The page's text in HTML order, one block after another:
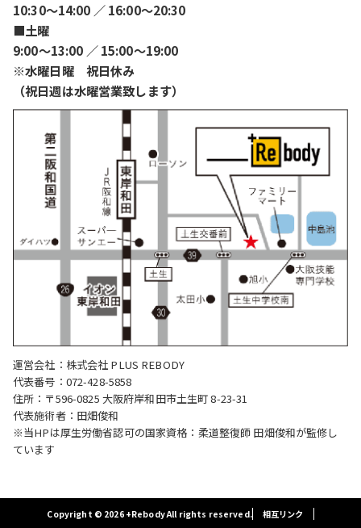
10:30〜14:00 ／ 16:00〜20:30
■土曜
9:00〜13:00 ／ 15:00〜19:00
※水曜日曜 祝日休み
（祝日週は水曜営業致します）
運営会社：株式会社 PLUS REBODY
代表番号：072-428-5858
住所：〒596-0825 大阪府岸和田市土生町 8-23-31
代表施術者：田畑俊和
※当HPは厚生労働省認可の国家資格：柔道整復師 田畑俊和が監修し
ています
Copyright © 2026 +Rebody All rights reserved. 相互リンク